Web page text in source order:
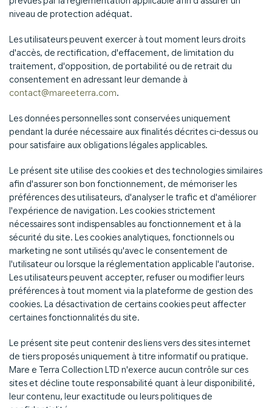
niveau de protection adéquat.
Les utilisateurs peuvent exercer à tout moment leurs droits
d'accès, de rectification, d'effacement, de limitation du
traitement, d'opposition, de portabilité ou de retrait du
consentement en adressant leur demande à
contact@mareeterra.com.
Les données personnelles sont conservées uniquement
pendant la durée nécessaire aux finalités décrites ci-dessus ou
pour satisfaire aux obligations légales applicables.
Le présent site utilise des cookies et des technologies similaires
afin d'assurer son bon fonctionnement, de mémoriser les
préférences des utilisateurs, d'analyser le trafic et d'améliorer
l'expérience de navigation. Les cookies strictement
nécessaires sont indispensables au fonctionnement et à la
sécurité du site. Les cookies analytiques, fonctionnels ou
marketing ne sont utilisés qu'avec le consentement de
l'utilisateur ou lorsque la réglementation applicable l'autorise.
Les utilisateurs peuvent accepter, refuser ou modifier leurs
préférences à tout moment via la plateforme de gestion des
cookies. La désactivation de certains cookies peut affecter
certaines fonctionnalités du site.
Le présent site peut contenir des liens vers des sites internet
de tiers proposés uniquement à titre informatif ou pratique.
Mare e Terra Collection LTD n'exerce aucun contrôle sur ces
sites et décline toute responsabilité quant à leur disponibilité,
leur contenu, leur exactitude ou leurs politiques de